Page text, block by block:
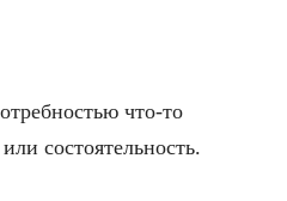
что-то
состоятельность.